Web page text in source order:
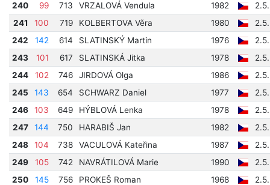
240
99 713 VRZALOVÁ Vendula 1982
241
100 719 KOLBERTOVA Věra 1980
242
142 614 SLATINSKÝ Martin 1976
243
101 617 SLATINSKÁ Jitka 1978
244
102 746 JIRDOVÁ Olga 1986
245
143 654 SCHWARZ Daniel 1977
246
103 649 HÝBLOVÁ Lenka 1978
247
144 750 HARABIŠ Jan 1982
248
104 738 VACULOVÁ Kateřina 1987
249
105 742 NAVRÁTILOVÁ Marie 1990
250
145 756 PROKEŠ Roman 1968